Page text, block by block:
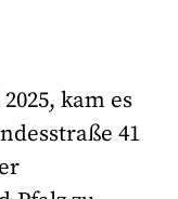
kam es
41